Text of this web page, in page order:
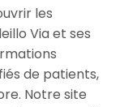
les
Via et ses
de patients,
Notre site